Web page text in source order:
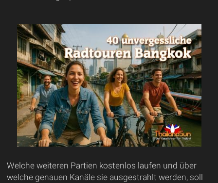
Welche weiteren Partien kostenlos laufen und über
welche genauen Kanäle sie ausgestrahlt werden, soll